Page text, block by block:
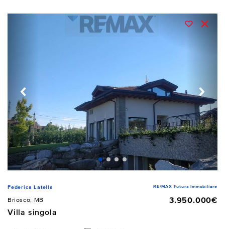
Federica Latella RE/MAX Futura Immobiliare
Briosco, MB
3.950.000€
Villa singola